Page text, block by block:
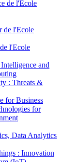
de l'Ecole
de l'Ecole
l'Ecole
and
: Threats &
for Business
for
Data Analytics
: Innovation